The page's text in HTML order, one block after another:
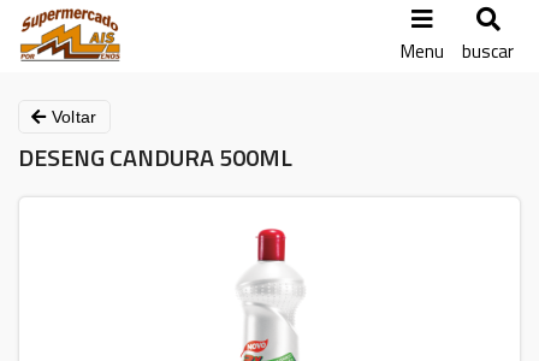
Menu buscar
Voltar
DESENG CANDURA 500ML